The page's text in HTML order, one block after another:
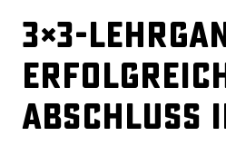
3×3-
Abschluss